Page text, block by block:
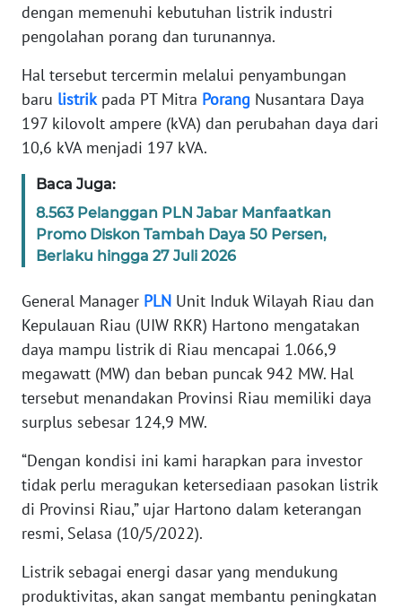
dengan memenuhi kebutuhan listrik industri
pengolahan porang dan turunannya.
Hal tersebut tercermin melalui penyambungan
baru listrikpada PT Mitra Porang Nusantara Daya
197 kilovolt ampere (kVA) dan perubahan daya dari
10,6 kVA menjadi 197 kVA.
Baca Juga:
8.563 Pelanggan PLN Jabar Manfaatkan
Promo Diskon Tambah Daya 50 Persen,
Berlaku hingga 27 Juli 2026
General Manager PLN Unit Induk Wilayah Riau dan
Kepulauan Riau (UIW RKR) Hartono mengatakan
daya mampu listrik di Riau mencapai 1.066,9
megawatt (MW) dan beban puncak 942 MW. Hal
tersebut menandakan Provinsi Riau memiliki daya
surplus sebesar 124,9 MW.
“Dengan kondisi ini kami harapkan para investor
tidak perlu meragukan ketersediaan pasokan listrik
di Provinsi Riau,” ujar Hartono dalam keterangan
resmi, Selasa (10/5/2022).
Listrik sebagai energi dasar yang mendukung
produktivitas, akan sangat membantu peningkatan
TENTANG
KAMI
PEDOMAN
MEDIA
SIBER
KARIR
DISCLAIMER
Wahana
News
Regional
WN
WN
JAKARTA
WN
JABAR
WN